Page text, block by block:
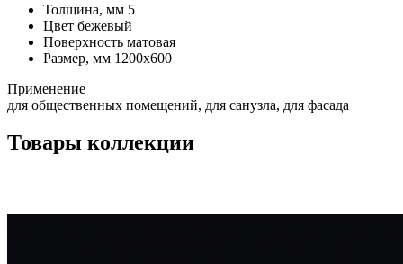
Толщина, мм 5
Цвет бежевый
Поверхность матовая
Размер, мм 1200x600
Применение
для общественных помещений, для санузла, для фасада
Товары коллекции